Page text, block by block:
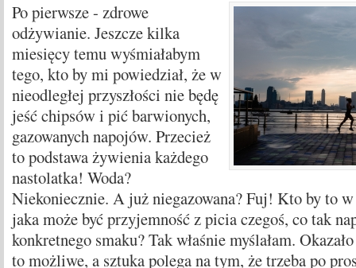
Po pierwsze - zdrowe
odżywianie. Jeszcze kilka
miesięcy temu wyśmiałabym
tego, kto by mi powiedział, że w
nieodległej przyszłości nie będę
jeść chipsów i pić barwionych,
gazowanych napojów. Przecież
to podstawa żywienia każdego
nastolatka! Woda?
Niekoniecznie. A już niegazowana? Fuj! Kto by to
jaka może być przyjemność z picia czegoś, co tak
konkretnego smaku? Tak właśnie myślałam.
to możliwe, a sztuka polega na tym, że trzeba po